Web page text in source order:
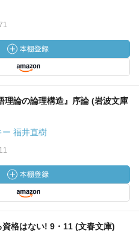
理論の論理構造』序論 (岩波文庫
ー 福井直樹
11
格はない! 9・11 (文春文庫)